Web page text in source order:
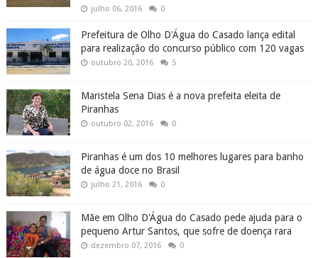
julho 06, 2016 0
Prefeitura de Olho D'Água do Casado lança edital
para realização do concurso público com 120 vagas
outubro 20, 2016 5
Maristela Sena Dias é a nova prefeita eleita de
Piranhas
outubro 02, 2016 0
Piranhas é um dos 10 melhores lugares para banho
de água doce no Brasil
julho 21, 2016 0
Mãe em Olho D'Água do Casado pede ajuda para o
pequeno Artur Santos, que sofre de doença rara
dezembro 07, 2016 0